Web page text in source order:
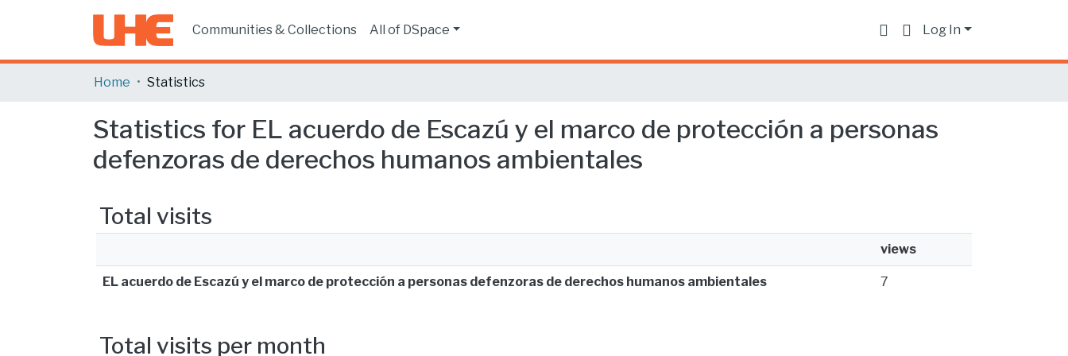
Communities & Collections All of DSpace Log In
Home Statistics
Statistics for EL acuerdo de Escazú y el marco de protección a personas
defenzoras de derechos humanos ambientales
Total visits
views
EL acuerdo de Escazú y el marco de protección a personas defenzoras de derechos humanos ambientales 7
Total visits per month